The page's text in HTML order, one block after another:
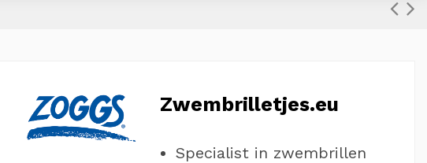
Zwembrilletjes.eu
Specialist in zwembrillen